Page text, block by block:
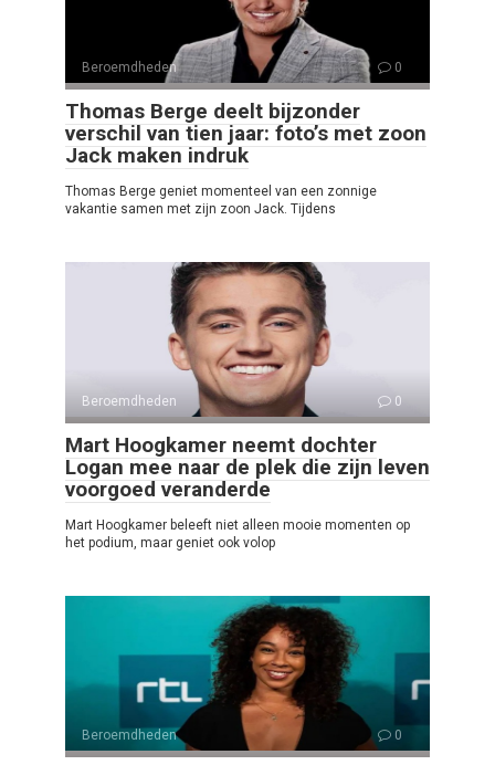
Beroemdheden 0
Thomas Berge deelt bijzonder
verschil van tien jaar: foto’s met zoon
Jack maken indruk
Thomas Berge geniet momenteel van een zonnige
vakantie samen met zijn zoon Jack. Tijdens
Beroemdheden 0
Mart Hoogkamer neemt dochter
Logan mee naar de plek die zijn leven
voorgoed veranderde
Mart Hoogkamer beleeft niet alleen mooie momenten op
het podium, maar geniet ook volop
Beroemdheden 0